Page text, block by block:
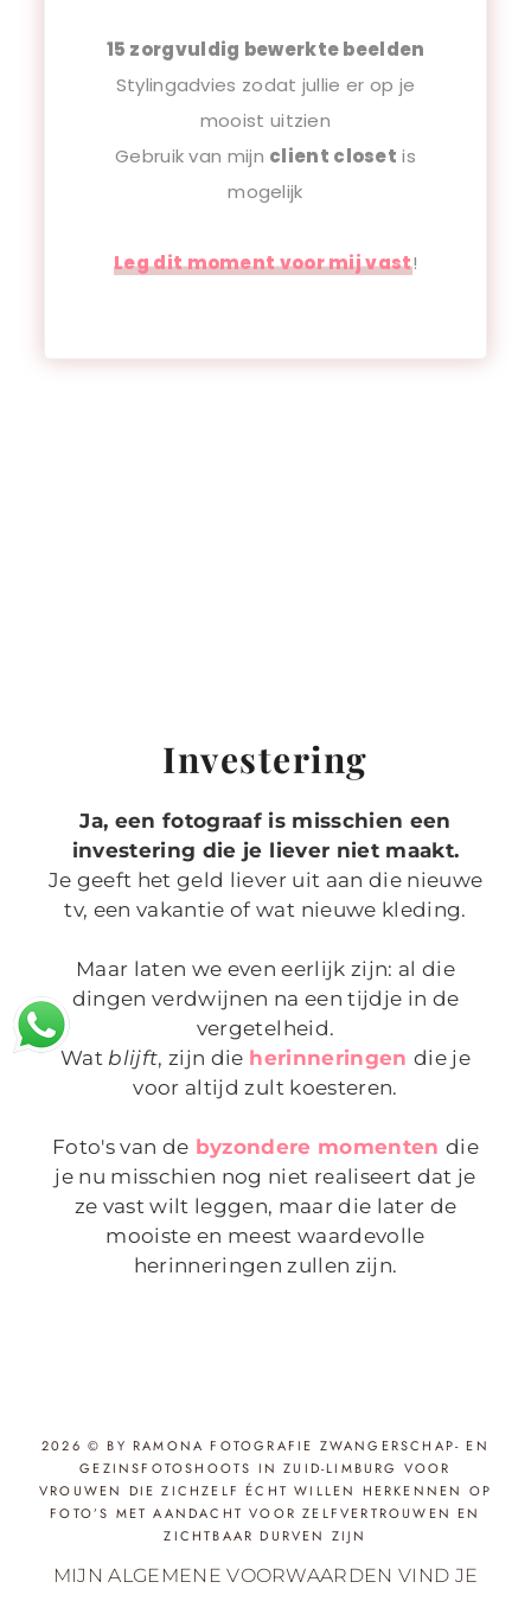
15 zorgvuldig bewerkte beelden
Stylingadvies zodat jullie er op je
mooist uitzien
Gebruik van mijn client closet is
mogelijk
Leg dit moment voor mij vast!
Investering
Ja, een fotograaf is misschien een
investering die je liever niet maakt.
Je geeft het geld liever uit aan die nieuwe
tv, een vakantie of wat nieuwe kleding.
Maar laten we even eerlijk zijn: al die
dingen verdwijnen na een tijdje in de
vergetelheid.
Wat blijft, zijn die herinneringen die je
voor altijd zult koesteren.
Foto's van de byzondere momentendie
je nu misschien nog niet realiseert dat je
ze vast wilt leggen, maar die later de
mooiste en meest waardevolle
herinneringen zullen zijn.
2026 © BY RAMONA FOTOGRAFIE ZWANGERSCHAP- EN
GEZINSFOTOSHOOTS IN ZUID-LIMBURG VOOR
VROUWEN DIE ZICHZELF ÉCHT WILLEN HERKENNEN OP
FOTO’S MET AANDACHT VOOR ZELFVERTROUWEN EN
ZICHTBAAR DURVEN ZIJN
MIJN ALGEMENE VOORWAARDEN VIND JE